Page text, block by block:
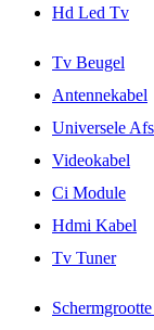
Hd Led Tv
Tv Beugel
Antennekabel
Universele
Videokabel
Ci Module
Hdmi Kabel
Tv Tuner